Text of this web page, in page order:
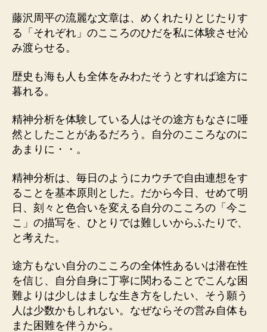
藤沢周平の流麗な文章は、めくれたりとじたりす
る「それぞれ」のこころのひだを私に体験させ沁
み渡らせる。
歴史も海も人も全体をみわたそうとすれば途方に
暮れる。
精神分析を体験している人はその途方もなさに唖
然としたことがあるだろう。自分のこころなのに
あまりに・・。
精神分析は、毎日のようにカウチで自由連想をす
ることを基本原則とした。だから今日、せめて明
日、刻々と色合いを変える自分のこころの「今こ
こ」の描写を、ひとりでは難しいからふたりで、
と考えた。
途方もない自分のこころの全体性あるいは潜在性
を信じ、自分自身に丁寧に関わることでこんな困
難よりは少しはましな生き方をしたい、そう願う
人は少数かもしれない。なぜならその営み自体も
また困難を伴うから。